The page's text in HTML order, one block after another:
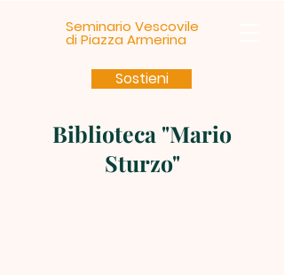
Seminario Vescovile
di Piazza Armerina
Sostieni
Biblioteca "Mario
Sturzo"